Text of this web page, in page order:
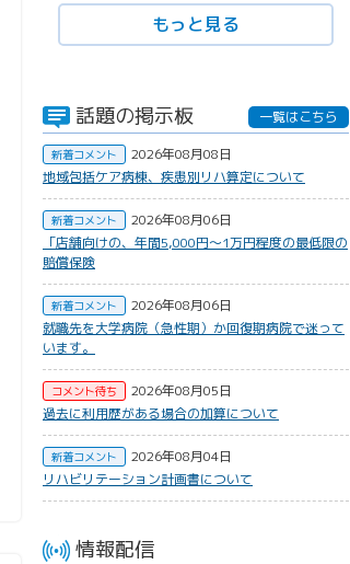
もっと見る
話題の掲示板 一覧はこちら
新着コメント
2026年08月08日
地域包括ケア病棟、疾患別リハ算定について
新着コメント
2026年08月06日
​「店舗向けの、年間5,000円〜1万円程度の最低限の
賠償保険
新着コメント
2026年08月06日
就職先を大学病院（急性期）か回復期病院で迷って
います。
コメント待ち
2026年08月05日
過去に利用歴がある場合の加算について
新着コメント
2026年08月04日
リハビリテーション計画書について
情報配信